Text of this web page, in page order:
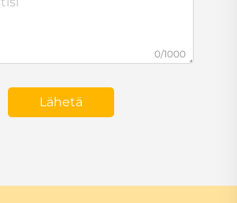
0/1000
Lähetä